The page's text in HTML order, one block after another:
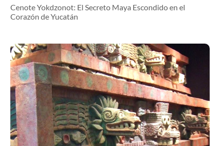
Cenote Yokdzonot: El Secreto Maya Escondido en el
Corazón de Yucatán